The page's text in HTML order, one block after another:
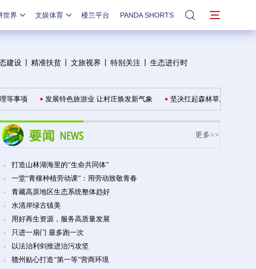
世界 文娱体育 楼兰平台 PANDA SHORTS 站内搜索
建设 精准扶贫 文旅视界 特别关注 生态进行时
发展特色旅游业 让村庄焕发新气象 坚决扛起森林草原资源保护发展责
更多>>
打造山林湖海里的“生命共同体”
一堂“青稞种植劳动课”：用劳动致敬青春
青藏高原地区生态系统整体趋好
水清岸绿古镇美
用好再生资源，服务高质量发展
只进一扇门 最多跑一次
以法治利剑推进治污攻坚
赣州贴心打造“第一等”营商环境